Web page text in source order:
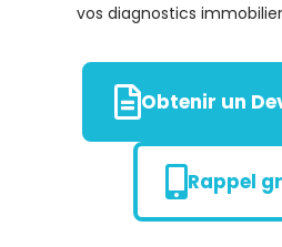
vos diagnostics
Obtenir un
Rappel